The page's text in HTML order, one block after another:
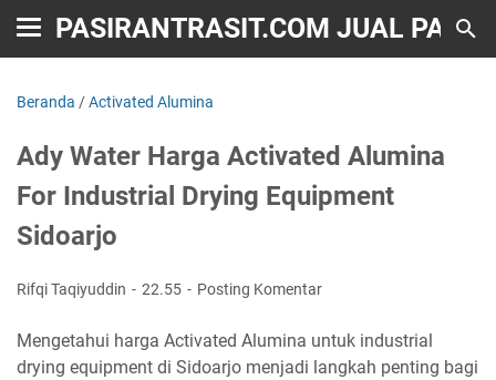
PASIRANTRASIT.COM JUAL
Beranda /Activated Alumina
Ady Water Harga Activated Alumina
For Industrial Drying Equipment
Sidoarjo
Rifqi Taqiyuddin 22.55 Posting Komentar
Mengetahui harga Activated Alumina untuk industrial
drying equipment di Sidoarjo menjadi langkah penting bagi